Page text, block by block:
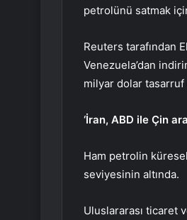
petrolünü satmak
Reuters tarafından
Venezuela’dan
milyar dolar tasarruf
‘İran, ABD ile Çin
Ham petrolin
seviyesinin altında.
Uluslararası ticaret